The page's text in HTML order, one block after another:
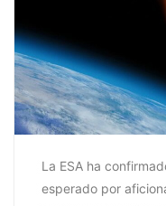
La ESA ha
esperado por